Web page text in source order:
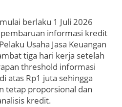
berlaku 1 Juli 2026
informasi kredit
Usaha Jasa Keuangan
tiga hari kerja setelah
threshold informasi
atas Rp1 juta sehingga
tetap proporsional dan
kredit.